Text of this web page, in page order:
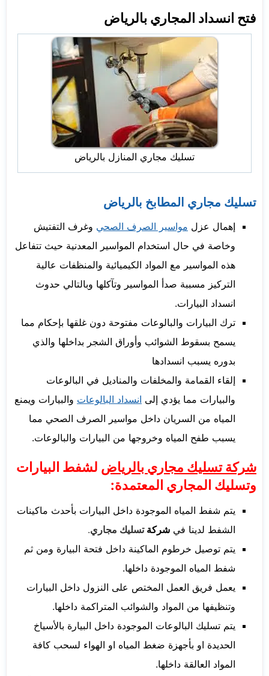
فتح انسداد المجاري بالرياض
تسليك مجاري المنازل بالرياض
تسليك مجاري المطابخ بالرياض
إهمال عزل مواسير الصرف الصحي وغرف التفتيش
وخاصة في حال استخدام المواسير المعدنية حيث تتفاعل
هذه المواسير مع المواد الكيميائية والمنظفات عالية
التركيز مسببة صدأ المواسير وتآكلها وبالتالي حدوث
انسداد البيارات.
ترك البيارات والبالوعات مفتوحة دون غلقها بإحكام مما
يسمح بسقوط الشوائب وأوراق الشجر بداخلها والذي
بدوره يسبب انسدادها
إلقاء القمامة والمخلفات والمناديل في البالوعات
والبيارات مما يؤدي إلى انسداد البالوعات والبيارات ويمنع
المياه من السريان داخل مواسير الصرف الصحي مما
يسبب طفح المياه وخروجها من البيارات والبالوعات.
شركة تسليك مجاري بالرياض لشفط البيارات
وتسليك المجاري المعتمدة:
يتم شفط المياه الموجودة داخل البيارات بأحدث ماكينات
الشفط لدينا في شركة تسليك مجاري.
يتم توصيل خرطوم الماكينة داخل فتحة البيارة ومن ثم
شفط المياه الموجودة داخلها.
يعمل فريق العمل المختص على النزول داخل البيارات
وتنظيفها من المواد والشوائب المتراكمة داخلها.
يتم تسليك البالوعات الموجودة داخل البيارة بالأسياخ
الحديدة او بأجهزة ضغط المياه او الهواء لسحب كافة
المواد العالقة داخلها.